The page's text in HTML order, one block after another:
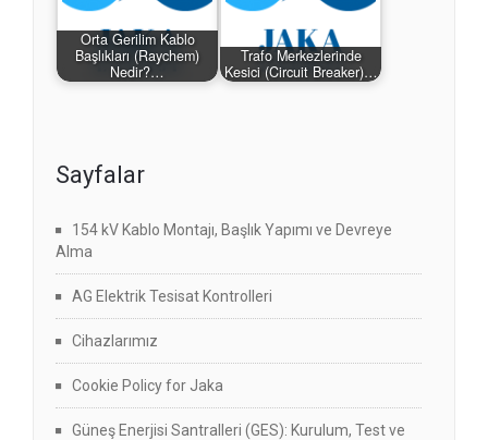
Orta Gerilim Kablo
Başlıkları (Raychem)
Nedir?…
Trafo Merkezlerinde
Kesici (Circuit Breaker)…
Sayfalar
154 kV Kablo Montajı, Başlık Yapımı ve Devreye
Alma
AG Elektrik Tesisat Kontrolleri
Cihazlarımız
Cookie Policy for Jaka
Güneş Enerjisi Santralleri (GES): Kurulum, Test ve